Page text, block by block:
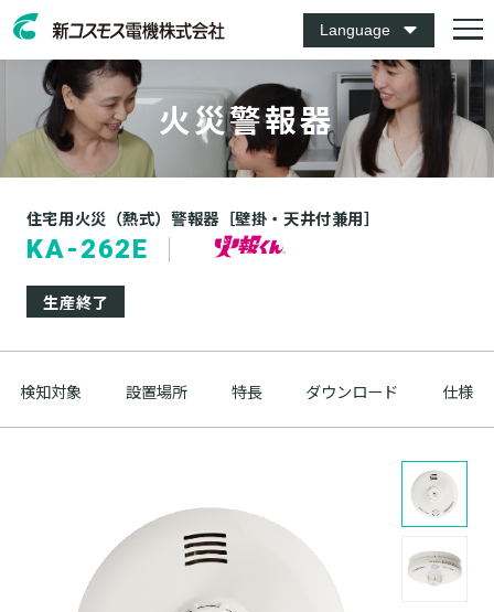
Language
火災警報器
住宅用火災（熱式）警報器［壁掛・天井付兼用］
KA-262E
生産終了
検知対象 設置場所 特長 ダウンロード 仕様